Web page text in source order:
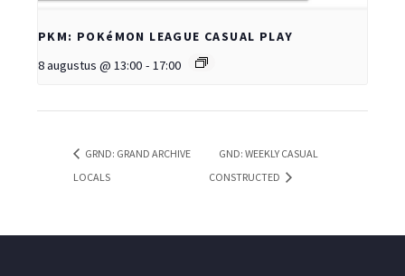
PKM: POKéMON LEAGUE CASUAL PLAY
8 augustus @ 13:00 - 17:00
GRND: GRAND ARCHIVE
LOCALS
GND: WEEKLY CASUAL
CONSTRUCTED